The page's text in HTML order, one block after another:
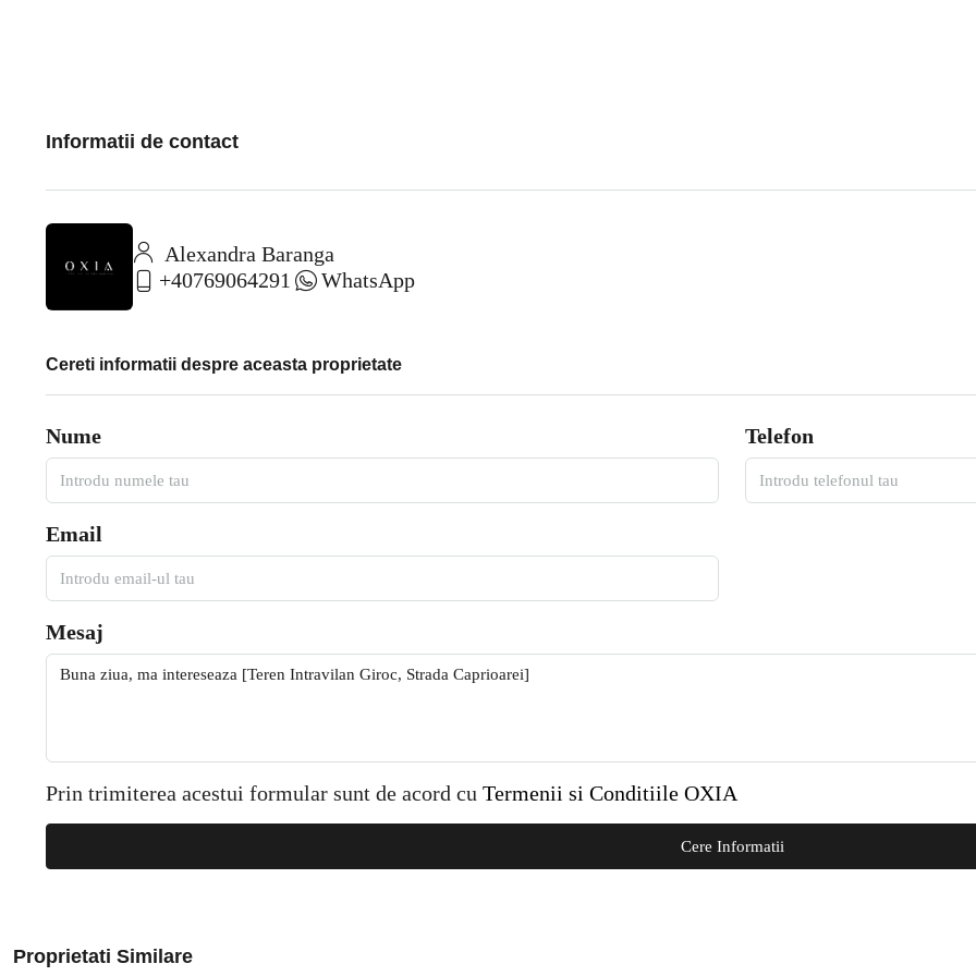
Informatii de contact
Alexandra Baranga
+40769064291
WhatsApp
Cereti informatii despre aceasta proprietate
Nume Telefon
Email
Mesaj
Prin trimiterea acestui formular sunt de acord cu Termenii si Conditiile OXIA
Cere Informatii
Proprietati Similare